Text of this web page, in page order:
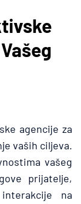
agencije za
vaših ciljeva.
vašeg
prijatelje,
na